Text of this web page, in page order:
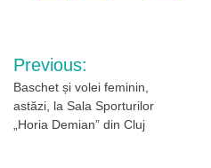
Navigare
în
articole
Previous:
Baschet și volei feminin,
astăzi, la Sala Sporturilor
„Horia Demian” din Cluj